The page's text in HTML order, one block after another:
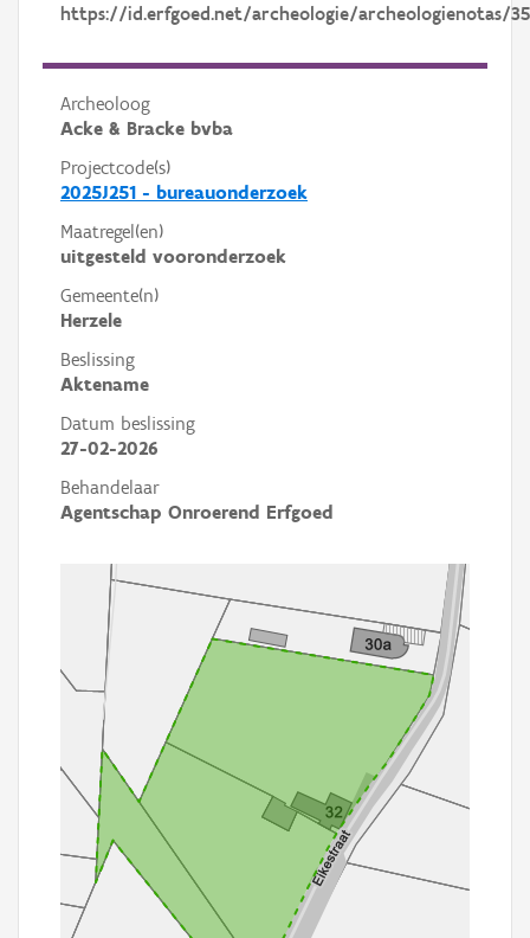
https://id.erfgoed.net/archeologie/archeologienotas/
Archeoloog
Acke & Bracke bvba
Projectcode(s)
2025J251 - bureauonderzoek
Maatregel(en)
uitgesteld vooronderzoek
Gemeente(n)
Herzele
Beslissing
Aktename
Datum beslissing
27-02-2026
Behandelaar
Agentschap Onroerend Erfgoed